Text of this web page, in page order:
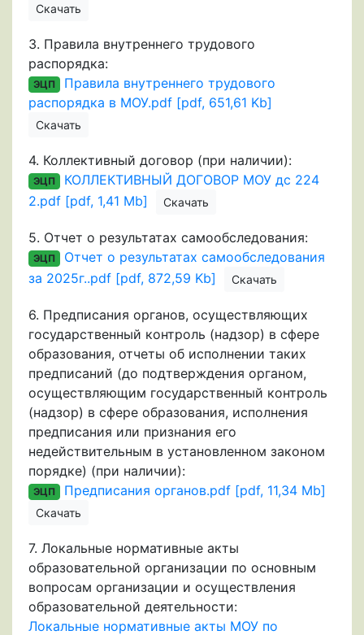
Скачать
3. Правила внутреннего трудового
распорядка:
ЭЦП
Правила внутреннего трудового
распорядка в МОУ.pdf [pdf, 651,61 Kb]
Скачать
4. Коллективный договор (при наличии):
ЭЦП
КОЛЛЕКТИВНЫЙ ДОГОВОР МОУ дс 224
2.pdf [pdf, 1,41 Mb]
Скачать
5. Отчет о результатах самообследования:
ЭЦП
Отчет о результатах самообследования
за 2025г..pdf [pdf, 872,59 Kb]
Скачать
6. Предписания органов, осуществляющих
государственный контроль (надзор) в сфере
образования, отчеты об исполнении таких
предписаний (до подтверждения органом,
осуществляющим государственный контроль
(надзор) в сфере образования, исполнения
предписания или признания его
недействительным в установленном законом
порядке) (при наличии):
ЭЦП Предписания органов.pdf [pdf, 11,34 Mb]
Скачать
7. Локальные нормативные акты
образовательной организации по основным
вопросам организации и осуществления
образовательной деятельности:
Локальные нормативные акты МОУ по